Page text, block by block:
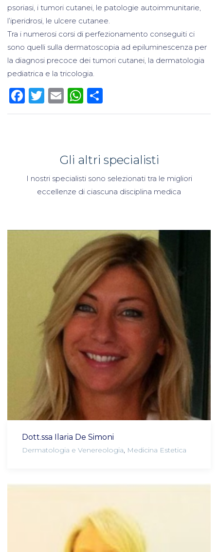
psoriasi, i tumori cutanei, le patologie autoimmunitarie,
l’iperidrosi, le ulcere cutanee.
Tra i numerosi corsi di perfezionamento conseguiti ci
sono quelli sulla dermatoscopia ad epiluminescenza per
la diagnosi precoce dei tumori cutanei, la dermatologia
pediatrica e la tricologia.
Facebook
Twitter
EmailWhatsApp
Gli altri specialisti
I nostri specialisti sono selezionati tra le migliori
eccellenze di ciascuna disciplina medica
Dott.ssa Ilaria De Simoni
Dermatologia e Venereologia, Medicina Estetica